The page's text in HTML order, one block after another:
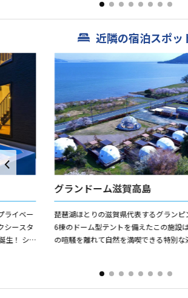
「熟成」通常の1.5...
近隣の宿泊スポッ
ライベー
シースタ
生！ シ
グランドーム滋賀高島
琵琶湖ほとりの滋賀県代表するグランピ
6棟のドーム型テントを備えたこの施設
の喧騒を離れて自然を満喫できる特別な